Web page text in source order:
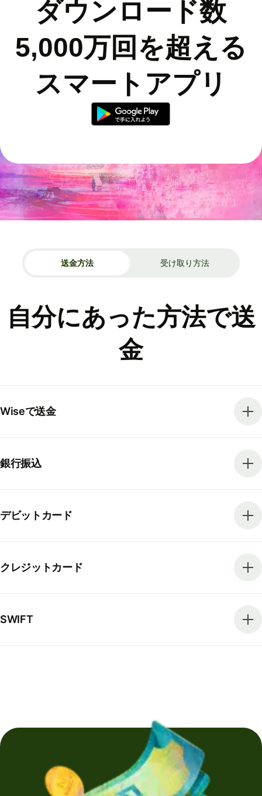
ダウンロード数
5,000万回を超える
スマートアプリ
送金方法 受け取り方法
自分にあった方法で送
金
Wiseで送金
銀行振込
デビットカード
クレジットカード
SWIFT